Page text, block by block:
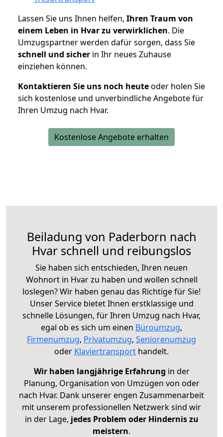
Lassen Sie uns Ihnen helfen, Ihren Traum von
einem Leben in Hvar zu verwirklichen. Die
Umzugspartner werden dafür sorgen, dass Sie
schnell und sicher in Ihr neues Zuhause
einziehen können.
Kontaktieren Sie uns noch heuteoder holen Sie
sich kostenlose und unverbindliche Angebote für
Ihren Umzug nach Hvar.
Kostenlose Angebote erhalten
Beiladung von Paderborn nach
Hvar schnell und reibungslos
Sie haben sich entschieden, Ihren neuen
Wohnort in Hvar zu haben und wollen schnell
loslegen? Wir haben genau das Richtige für Sie!
Unser Service bietet Ihnen erstklassige und
schnelle Lösungen, für Ihren Umzug nach Hvar,
egal ob es sich um einen Büroumzug,
Firmenumzug, Privatumzug, Seniorenumzug
oder Klaviertransport handelt.
Wir haben langjährige Erfahrung in der
Planung, Organisation von Umzügen von oder
nach Hvar. Dank unserer engen Zusammenarbeit
mit unserem professionellen Netzwerk sind wir
in der Lage, jedes Problem oder Hindernis zu
meistern.